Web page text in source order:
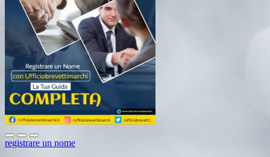
registrare un nome